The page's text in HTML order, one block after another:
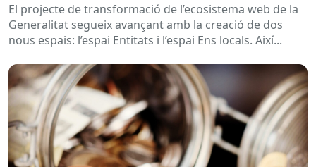
El projecte de transformació de l’ecosistema web de la
Generalitat segueix avançant amb la creació de dos
nous espais: l’espai Entitats i l’espai Ens locals. Així...